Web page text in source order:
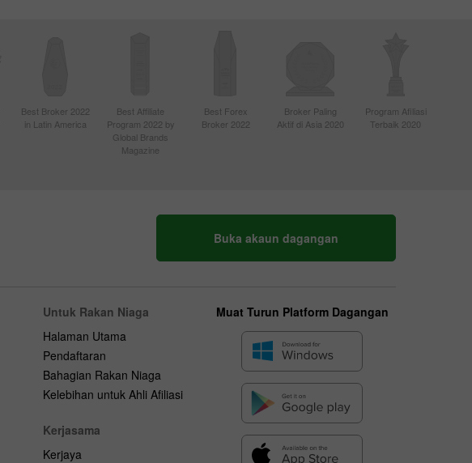
Best Broker 2022
in Latin America
Best Affiliate
Program 2022 by
Global Brands
Magazine
Best Forex
Broker 2022
Broker Paling
Aktif di Asia 2020
Program Afiliasi
Terbaik 2020
Buka akaun dagangan
Untuk Rakan Niaga
Halaman Utama
Pendaftaran
Bahagian Rakan Niaga
Kelebihan untuk Ahli Afiliasi
Kerjasama
Kerjaya
Muat Turun Platform Dagangan